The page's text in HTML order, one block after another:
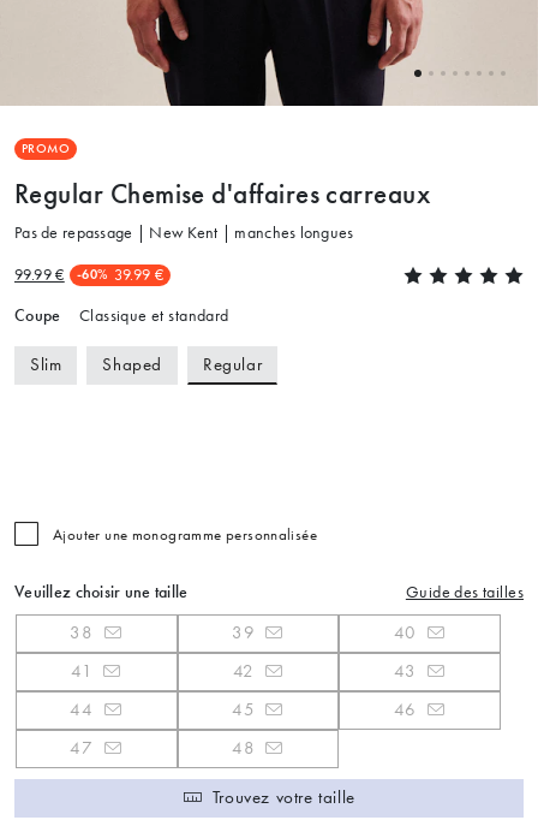
PROMO
Regular Chemise d'affaires carreaux
Pas de repassage | New Kent | manches longues
99.99 € -60% 39.99 €
Coupe Classique et standard
Slim Shaped Regular
Ajouter une monogramme personnalisée
Veuillez choisir une taille Guide des tailles
38 39
40
41
42
43
44
45
46
47
48
Trouvez votre taille